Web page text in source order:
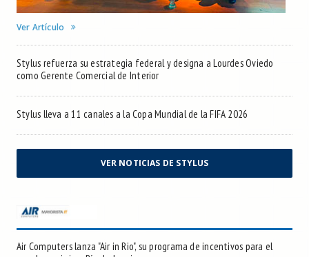
Ver Artículo
Stylus refuerza su estrategia federal y designa a Lourdes Oviedo
como Gerente Comercial de Interior
Stylus lleva a 11 canales a la Copa Mundial de la FIFA 2026
VER NOTICIAS DE STYLUS
Air Computers lanza "Air in Rio", su programa de incentivos para el